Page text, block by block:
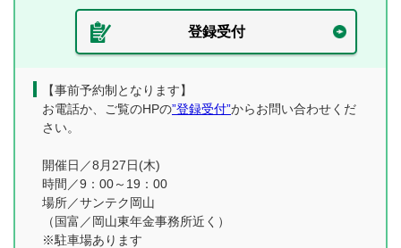
登録受付
【事前予約制となります】
お電話か、ご覧のHPの”登録受付”からお問い合わせくだ
さい。
開催日／8月27日(木)
時間／9：00～19：00
場所／サンテク岡山
（国富／岡山東年金事務所近く）
※駐車場あります